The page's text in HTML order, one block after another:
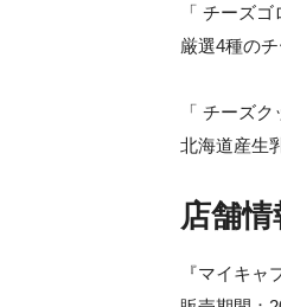
「 チーズゴ
厳選4種の
「 チーズ
北海道産生
店舗情
『マイキ